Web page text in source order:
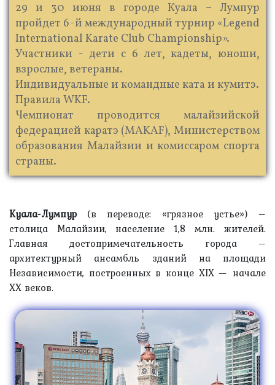
29 и 30 июня в городе Куала – Лумпур
пройдет 6-й международный турнир «Legend
International Karate Club Championship».
Участники - дети с 6 лет, кадеты, юноши,
взрослые, ветераны.
Индивидуальные и командные ката и кумитэ.
Правила WKF.
Чемпионат проводится малайзийской
федерацией каратэ (MAKAF), Министерством
образования Малайзии и комиссаром спорта
страны.
Куала-Лумпур(в переводе: «грязное устье») –
столица Малайзии, население 1,8 млн. жителей.
Главная достопримечательность города –
архитектурный ансамбль зданий на площади
Независимости, построенных в конце XIX — начале
XX веков.